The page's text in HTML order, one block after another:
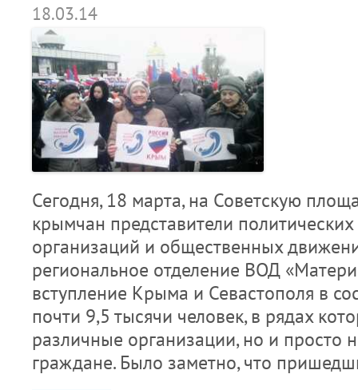
18.03.14
Сегодня, 18 марта, на Советскую
крымчан представители
организаций и общественных
региональное отделение ВОД
вступление Крыма и Севастополя в
почти 9,5 тысячи человек, в рядах
различные организации, но и просто
граждане. Было заметно, что